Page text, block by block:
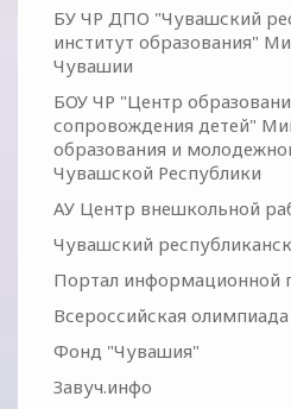
БУ ЧР ДПО "Чувашский
институт образования"
Чувашии
БОУ ЧР "Центр
сопровождения детей"
образования и
Чувашской Республики
АУ Центр внешкольной
Чувашский
Портал информационной
Всероссийская
Фонд "Чувашия"
Завуч.инфо